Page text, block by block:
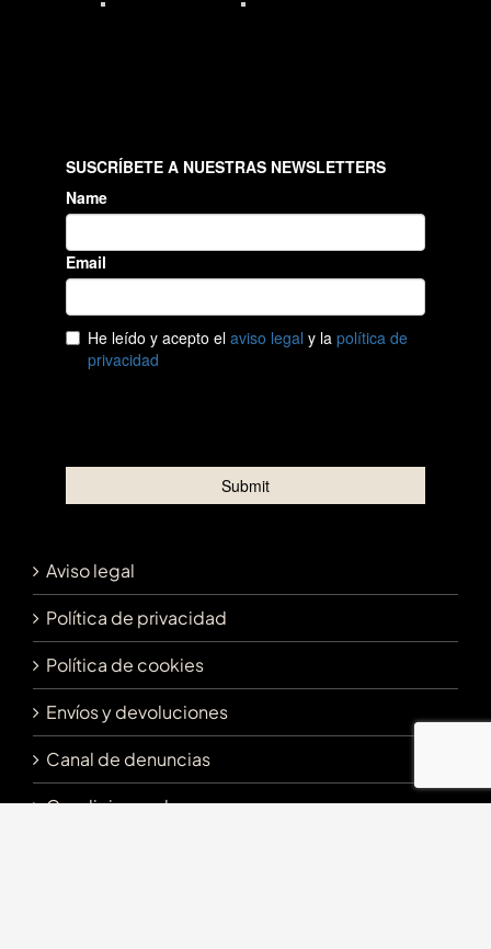
Aviso legal
Política de privacidad
Política de cookies
Envíos y devoluciones
Canal de denuncias
Condiciones de uso